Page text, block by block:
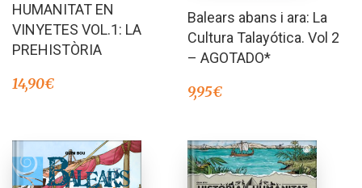
HUMANITAT EN
VINYETES VOL.1: LA
PREHISTÒRIA
14,90€
5.00
de 5
Balears abans i ara: La
Cultura Talayótica. Vol 2
– AGOTADO*
9,95€